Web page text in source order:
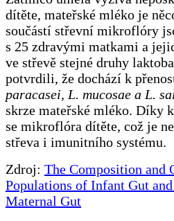
dítěte, mateřské mléko je
součástí střevní mikroflóry
s 25 zdravými matkami a
ve střevě stejné druhy
potvrdili, že dochází k
paracasei, L. mucosae a L.
skrze mateřské mléko. Díky
se mikroflóra dítěte, což je
střeva i imunitního systému.
Zdroj: The Composition and
Populations of Infant Gut
Maternal Gut